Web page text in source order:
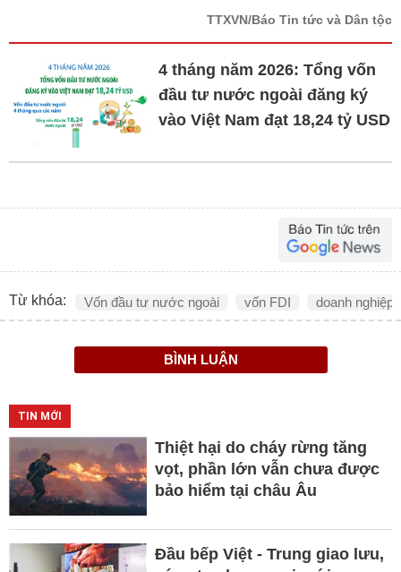
TTXVN/Báo Tin tức và Dân tộc
4 tháng năm 2026: Tổng vốn
đầu tư nước ngoài đăng ký
vào Việt Nam đạt 18,24 tỷ USD
Từ khóa: Vốn đầu tư nước ngoài vốn FDI doanh nghiệp
BÌNH LUẬN
TIN MỚI
Thiệt hại do cháy rừng tăng
vọt, phần lớn vẫn chưa được
bảo hiểm tại châu Âu
Đầu bếp Việt - Trung giao lưu,